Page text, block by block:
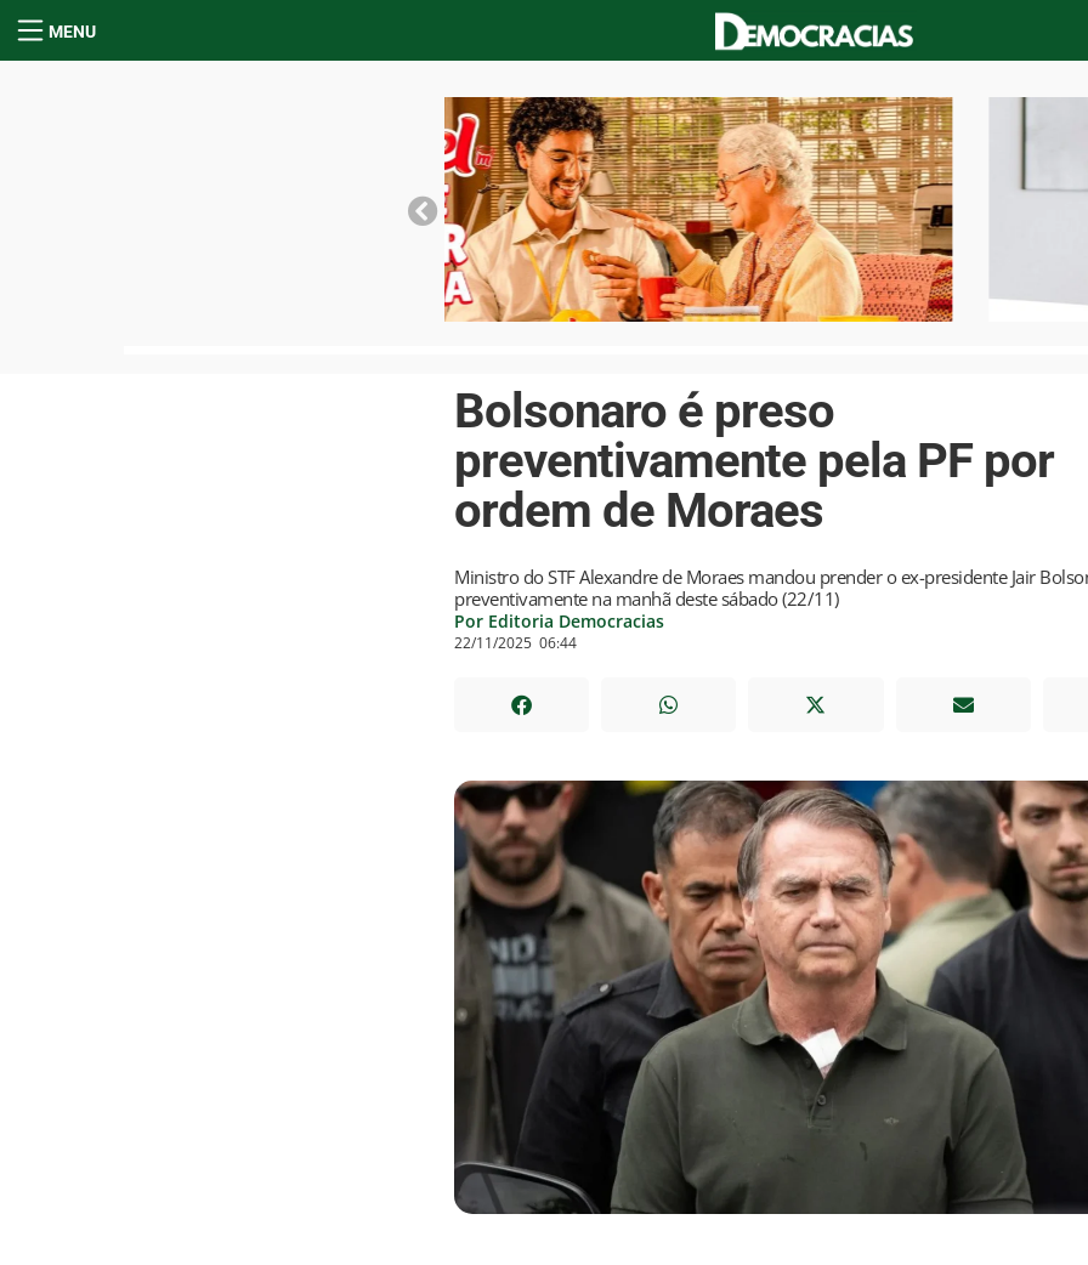
MENU
Bolsonaro é preso
preventivamente pela PF por
ordem de Moraes
Ministro do STF Alexandre de Moraes mandou prender o ex-presidente Jair
preventivamente na manhã deste sábado (22/11)
Por Editoria Democracias
22/11/2025 06:44